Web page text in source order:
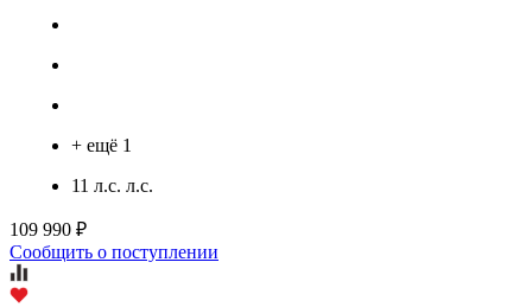
+ ещё 1
11 л.с. л.с.
109 990 ₽
Сообщить о поступлении